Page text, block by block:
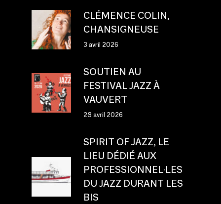
CLÉMENCE COLIN,
CHANSIGNEUSE
3 avril 2026
SOUTIEN AU
FESTIVAL JAZZ À
VAUVERT
28 avril 2026
SPIRIT OF JAZZ, LE
LIEU DÉDIÉ AUX
PROFESSIONNEL·LES
DU JAZZ DURANT LES
BIS